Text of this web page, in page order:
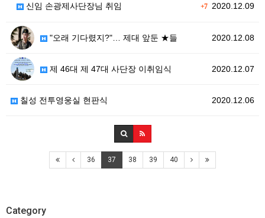
+72020.12.09
신임 손광제사단장님 취임
2020.12.08
"오래 기다렸지?"… 제대 앞둔 ★들
2020.12.07
제 46대 제 47대 사단장 이취임식
2020.12.06
칠성 전투영웅실 현판식
36 37 38 39 40
Category